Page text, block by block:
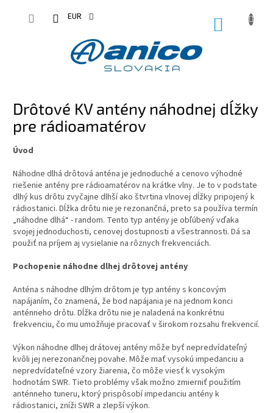
EUR
Drôtové KV antény náhodnej dĺžky
pre rádioamatérov
Úvod
Náhodne dlhá drôtová anténa je jednoduché a cenovo výhodné
riešenie antény pre rádioamatérov na krátke vlny. Je to v podstate
dlhý kus drôtu zvyčajne dlhší ako štvrtina vlnovej dĺžky pripojený k
rádiostanici. Dĺžka drôtu nie je rezonančná, preto sa používa termín
„náhodne dlhá“ - random. Tento typ antény je obľúbený vďaka
svojej jednoduchosti, cenovej dostupnosti a všestrannosti. Dá sa
použiť na príjem aj vysielanie na rôznych frekvenciách.
Pochopenie náhodne dlhej drôtovej antény
Anténa s náhodne dlhým drôtom je typ antény s koncovým
napájaním, čo znamená, že bod napájania je na jednom konci
anténneho drôtu. Dĺžka drôtu nie je naladená na konkrétnu
frekvenciu, čo mu umožňuje pracovať v širokom rozsahu frekvencií.
Výkon náhodne dlhej drátovej antény môže byť nepredvídateľný
kvôli jej nerezonančnej povahe. Môže mať vysokú impedanciu a
nepredvídateľné vzory žiarenia, čo môže viesť k vysokým
hodnotám SWR. Tieto problémy však možno zmierniť použitím
anténneho tuneru, ktorý prispôsobí impedanciu antény k
rádiostanici, zníži SWR a zlepší výkon.